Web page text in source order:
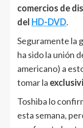
comercios de
del HD-DVD.
Seguramente la
ha sido la unión
americano) a
tomar la
Toshiba lo
esta semana,